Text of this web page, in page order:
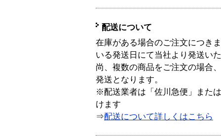
配送について
在庫がある場合のご注文につき
いる発送日にて当社より発送い
尚、複数の商品をご注文の場合
発送となります。
※配送業者は「佐川急便」また
けます
⇒配送について詳しくはこちら